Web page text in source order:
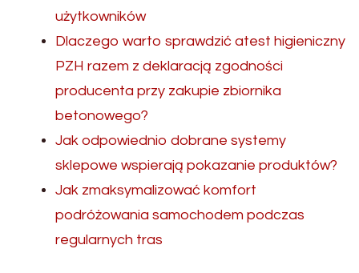
użytkowników
Dlaczego warto sprawdzić atest higieniczny
PZH razem z deklaracją zgodności
producenta przy zakupie zbiornika
betonowego?
Jak odpowiednio dobrane systemy
sklepowe wspierają pokazanie produktów?
Jak zmaksymalizować komfort
podróżowania samochodem podczas
regularnych tras